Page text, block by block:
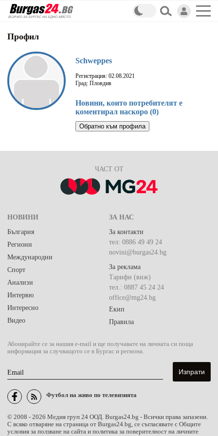
Профил
Schweppes
Регистрация: 02.08.2021
Град: Пловдив
Новини, които потребителят е
коментирал наскоро (0)
Обратно към профила
ЧАСТ ОТ
НОВИНИ
България
Региони
Международни
Спорт
Анализи
Интервю
Интересно
Видео
ЗА НАС
За контакти
тел: 0886 49 49 24
novini@burgas24.bg
За реклама
Тарифи (виж)
тел.: 0887 45 24 24
office@mg24.bg
Екип
Правила
Абонирайте се за нашия e-mail и ще получавате на личната си поща
информация за случващото се в Бургас и региона.
Email
Футбол на живо по телевизията
© 2008 - 2026 Медия груп 24 ООД. Burgas24.bg - Всички права запазени.
С всяко отваряне на страница от Burgas24.bg, се съгласявате с Общите
условия за ползване на сайта и политика за поверителност на личните